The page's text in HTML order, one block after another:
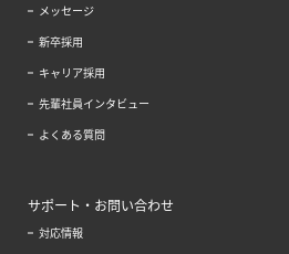
メッセージ
新卒採用
キャリア採用
先輩社員インタビュー
よくある質問
サポート・お問い合わせ
対応情報